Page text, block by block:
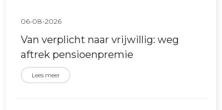
06-08-2026
Van verplicht naar vrijwillig: weg
aftrek pensioenpremie
Lees meer